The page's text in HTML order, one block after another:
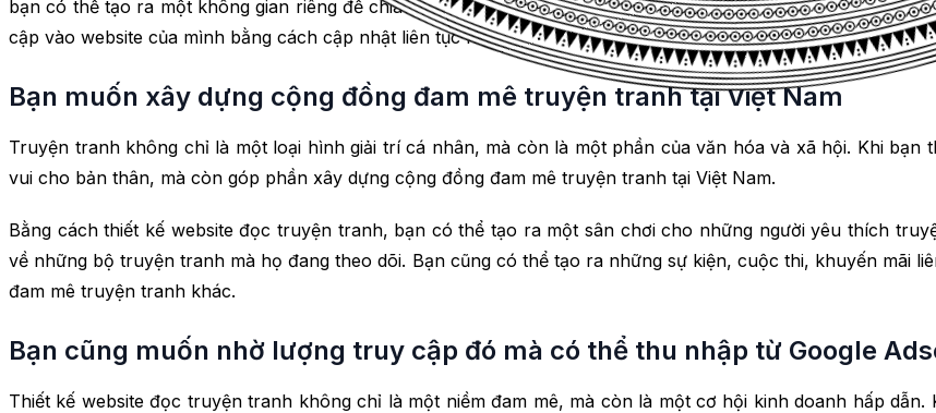
bạn có thể tạo ra một không gian riêng để chia sẻ những bộ truyện tranh yêu thích của mình với những
cập vào website của mình bằng cách cập nhật liên tục những bộ truyện tranh mới, hay và hấp dẫn.
Bạn muốn xây dựng cộng đồng đam mê truyện tranh tại Việt Nam
Truyện tranh không chỉ là một loại hình giải trí cá nhân, mà còn là một phần của văn hóa và xã hội. Khi
vui cho bản thân, mà còn góp phần xây dựng cộng đồng đam mê truyện tranh tại Việt Nam.
Bằng cách thiết kế website đọc truyện tranh, bạn có thể tạo ra một sân chơi cho những người yêu thích
về những bộ truyện tranh mà họ đang theo dõi. Bạn cũng có thể tạo ra những sự kiện, cuộc thi, khuyến mãi
đam mê truyện tranh khác.
Bạn cũng muốn nhờ lượng truy cập đó mà có thể thu nhập từ Google
Thiết kế website đọc truyện tranh không chỉ là một niềm đam mê, mà còn là một cơ hội kinh doanh hấp